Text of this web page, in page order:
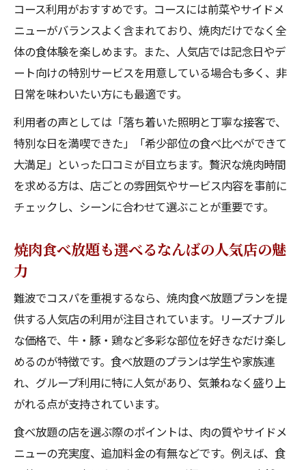
コース利用がおすすめです。コースには前菜やサイドメ
ニューがバランスよく含まれており、焼肉だけでなく全
体の食体験を楽しめます。また、人気店では記念日やデ
ート向けの特別サービスを用意している場合も多く、非
日常を味わいたい方にも最適です。
利用者の声としては「落ち着いた照明と丁寧な接客で、
特別な日を満喫できた」「希少部位の食べ比べができて
大満足」といった口コミが目立ちます。贅沢な焼肉時間
を求める方は、店ごとの雰囲気やサービス内容を事前に
チェックし、シーンに合わせて選ぶことが重要です。
焼肉食べ放題も選べるなんばの人気店の魅
力
難波でコスパを重視するなら、焼肉食べ放題プランを提
供する人気店の利用が注目されています。リーズナブル
な価格で、牛・豚・鶏など多彩な部位を好きなだけ楽し
めるのが特徴です。食べ放題のプランは学生や家族連
れ、グループ利用に特に人気があり、気兼ねなく盛り上
がれる点が支持されています。
食べ放題の店を選ぶ際のポイントは、肉の質やサイドメ
ニューの充実度、追加料金の有無などです。例えば、食